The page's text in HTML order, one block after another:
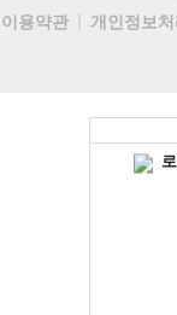
이용약관
개인정보처